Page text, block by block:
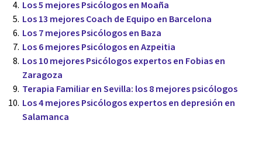
Los 5 mejores Psicólogos en Moaña
Los 13 mejores Coach de Equipo en Barcelona
Los 7 mejores Psicólogos en Baza
Los 6 mejores Psicólogos en Azpeitia
Los 10 mejores Psicólogos expertos en Fobias en
Zaragoza
Terapia Familiar en Sevilla: los 8 mejores psicólogos
Los 4 mejores Psicólogos expertos en depresión en
Salamanca